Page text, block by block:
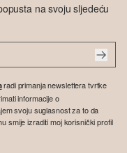
na svoju sljedeću
radi primanja newslettera tvrtke
informacije o
svoju suglasnost za to da
smije izraditi moj korisnički profil